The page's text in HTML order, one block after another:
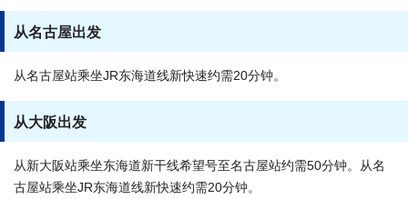
从名古屋出发
从名古屋站乘坐JR东海道线新快速约需20分钟。
从大阪出发
从新大阪站乘坐东海道新干线希望号至名古屋站约需50分钟。从名
古屋站乘坐JR东海道线新快速约需20分钟。